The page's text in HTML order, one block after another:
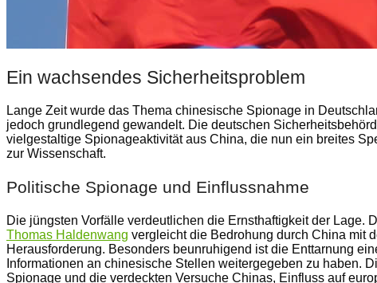
Ein wachsendes Sicherheitsproblem
Lange Zeit wurde das Thema chinesische Spionage in
jedoch grundlegend gewandelt. Die deutschen
vielgestaltige Spionageaktivität aus China, die nun ein breites
zur Wissenschaft.
Politische Spionage und Einflussnahme
Die jüngsten Vorfälle verdeutlichen die Ernsthaftigkeit der Lage.
Thomas Haldenwang vergleicht die Bedrohung durch China mit
Herausforderung. Besonders beunruhigend ist die Enttarnung
Informationen an chinesische Stellen weitergegeben zu haben.
Spionage und die verdeckten Versuche Chinas, Einfluss auf